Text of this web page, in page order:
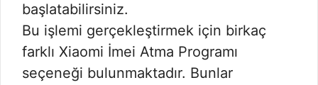
başlatabilirsiniz.
Bu işlemi gerçekleştirmek için birkaç
farklı Xiaomi İmei Atma Programı
seçeneği bulunmaktadır. Bunlar